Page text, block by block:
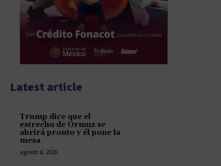
Latest article
Trump dice que el
estrecho de Ormuz se
abrirá pronto y él pone la
mesa
agosto 6, 2026